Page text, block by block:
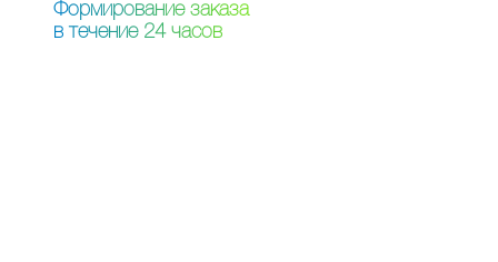
Формирование заказа
в течение 24 часов